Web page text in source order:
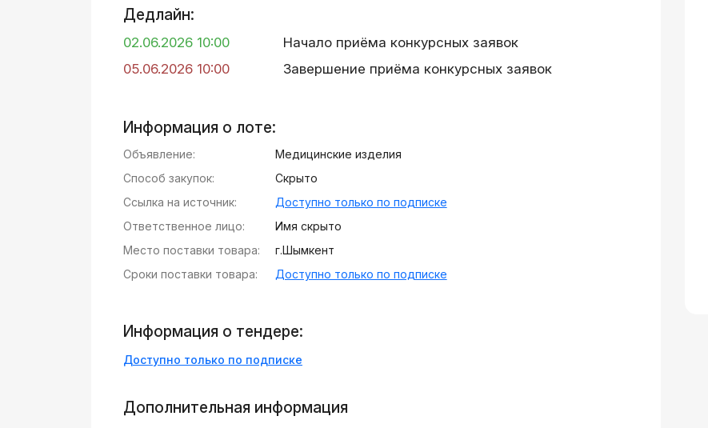
Дедлайн:
02.06.2026 10:00
Начало приёма конкурсных заявок
05.06.2026 10:00
Завершение приёма конкурсных заявок
Информация о лоте:
Объявление:
Медицинские изделия
Способ закупок:
Скрыто
Ссылка на источник:
Доступно только по подписке
Ответственное лицо:
Имя скрыто
Место поставки товара:
г.Шымкент
Сроки поставки товара:
Доступно только по подписке
Информация о тендере:
Доступно только по подписке
Дополнительная информация